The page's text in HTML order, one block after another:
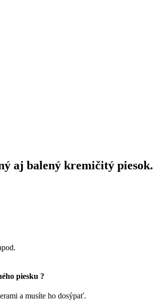
aj balený kremičitý piesok.
piesku ?
a musíte ho dosýpať.